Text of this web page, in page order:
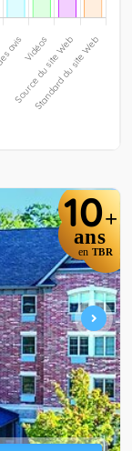
10+
ans
en TBR